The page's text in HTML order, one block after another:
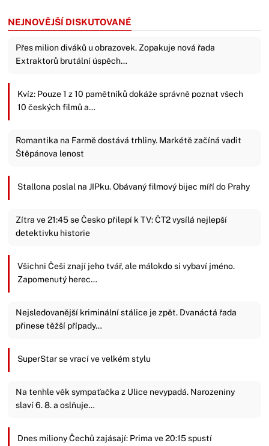
NEJNOVĚJŠÍ DISKUTOVANÉ
Přes milion diváků u obrazovek. Zopakuje nová řada
Extraktorů brutální úspěch…
Kvíz: Pouze 1 z 10 pamětníků dokáže správně poznat všech
10 českých filmů a…
Romantika na Farmě dostává trhliny. Markétě začíná vadit
Štěpánova lenost
Stallona poslal na JIPku. Obávaný filmový bijec míří do Prahy
Zítra ve 21:45 se Česko přilepí k TV: ČT2 vysílá nejlepší
detektivku historie
Všichni Češi znají jeho tvář, ale málokdo si vybaví jméno.
Zapomenutý herec…
Nejsledovanější kriminální stálice je zpět. Dvanáctá řada
přinese těžší případy…
SuperStar se vrací ve velkém stylu
Na tenhle věk sympaťačka z Ulice nevypadá. Narozeniny
slaví 6. 8. a oslňuje…
Dnes miliony Čechů zajásají: Prima ve 20:15 spustí